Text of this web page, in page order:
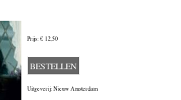
Prijs: € 12,50
BESTELLEN
Uitgeverij: Nieuw Amsterdam